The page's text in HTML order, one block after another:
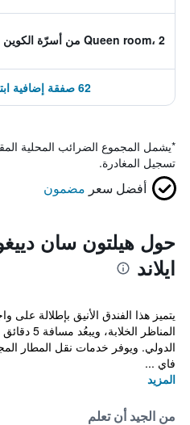
Queen room، 2 من أسرّة الكوين
62 صفقة إضافية ابتداءً من 578 ﷼
*يشمل المجموع الضرائب المحلية
تسجيل المغادرة.
أفضل سعر مضمون
حول هيلتون سان
ايلاند
يتميز هذا الفندق الأنيق بإطلالة على
المناظر
الدولي. ويوفر خدمات نقل المطار
فاي ...
المزيد
من الجيد أن تعلم